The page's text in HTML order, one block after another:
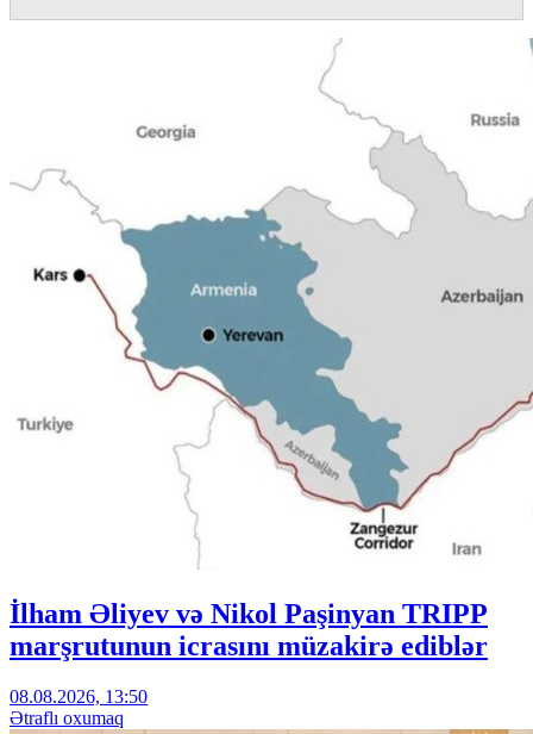
İlham Əliyev və Nikol Paşinyan TRIPP
marşrutunun icrasını müzakirə ediblər
08.08.2026, 13:50
Ətraflı oxumaq